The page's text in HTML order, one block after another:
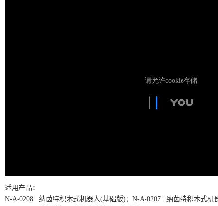
适用产品：
N-A-0208 纳茵特积木式机器人(基础版)； N-A-0207 纳茵特积木式机